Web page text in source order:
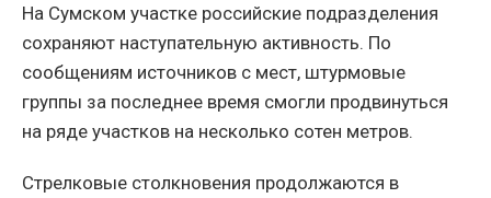
На Сумском участке российские подразделения
сохраняют наступательную активность. По
сообщениям источников с мест, штурмовые
группы за последнее время смогли продвинуться
на ряде участков на несколько сотен метров.
Стрелковые столкновения продолжаются в